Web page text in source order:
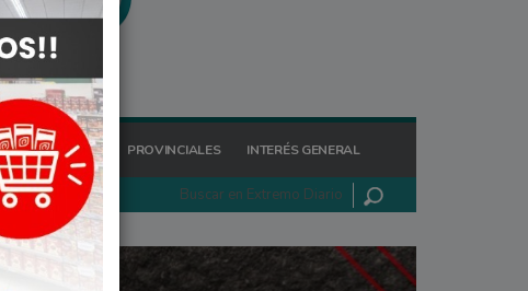
REGIONALES PROVINCIALES INTERÉS GENERAL